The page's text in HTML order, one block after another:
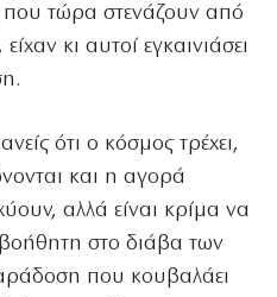
τώρα στενάζουν από
κι αυτοί εγκαινιάσει
ότι ο κόσμος τρέχει,
και η αγορά
αλλά είναι κρίμα να
στο διάβα των
που κουβαλάει